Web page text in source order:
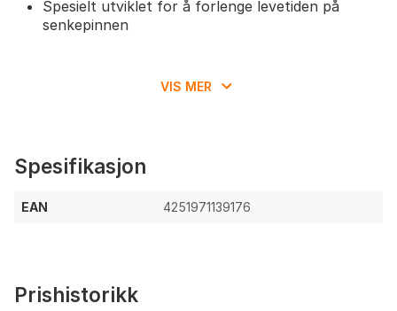
Spesielt utviklet for å forlenge levetiden på
senkepinnen
VIS MER
Spesifikasjon
EAN 4251971139176
Prishistorikk